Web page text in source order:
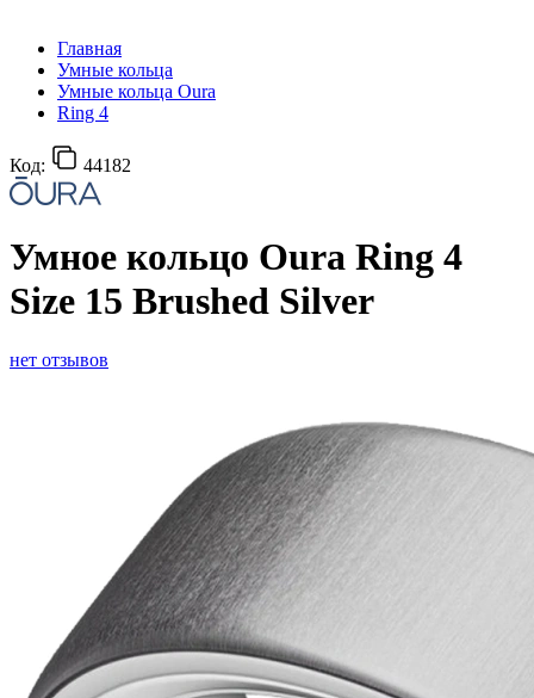
Главная
Умные кольца
Умные кольца Oura
Ring 4
Код: 44182
Умное кольцо Oura Ring 4
Size 15 Brushed Silver
нет отзывов